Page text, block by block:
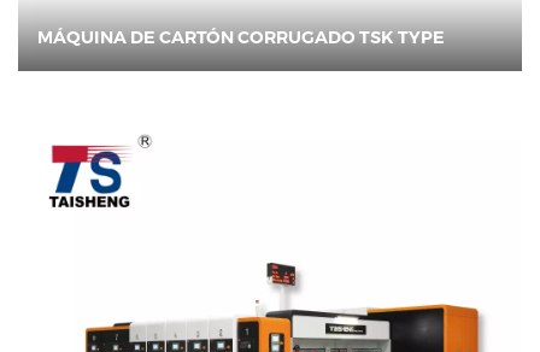
MÁQUINA DE CARTÓN CORRUGADO TSK TYPE